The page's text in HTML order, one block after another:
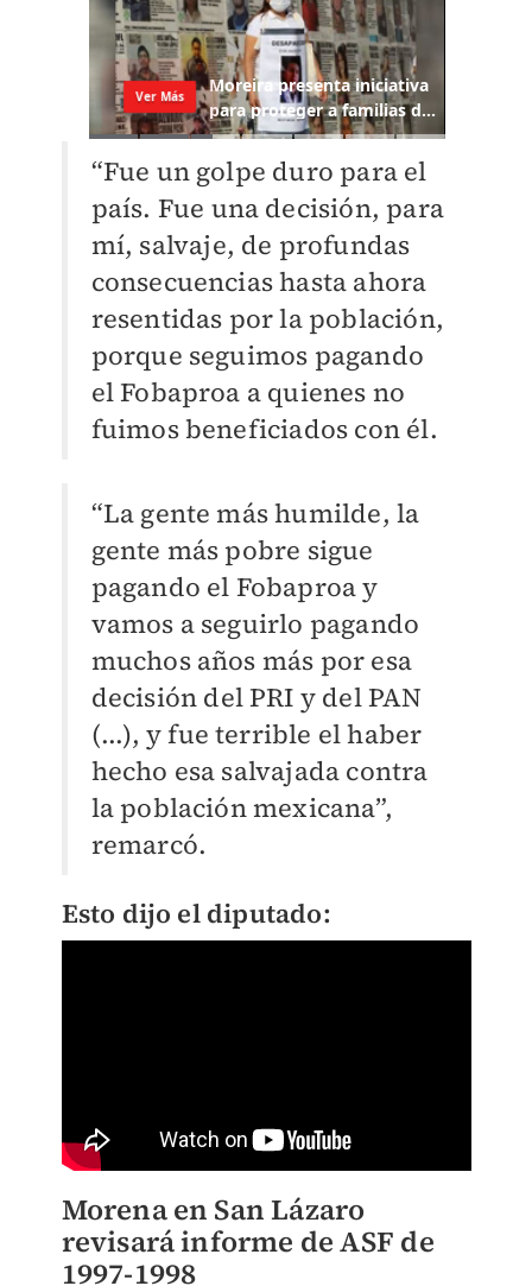
“Fue un golpe duro para el
país. Fue una decisión, para
mí, salvaje, de profundas
consecuencias hasta ahora
resentidas por la población,
porque seguimos pagando
el Fobaproa a quienes no
fuimos beneficiados con él.
“La gente más humilde, la
gente más pobre sigue
pagando el Fobaproa y
vamos a seguirlo pagando
muchos años más por esa
decisión del PRI y del PAN
(...), y fue terrible el haber
hecho esa salvajada contra
la población mexicana”,
remarcó.
Esto dijo el diputado:
Morena en San Lázaro
revisará informe de ASF de
1997-1998